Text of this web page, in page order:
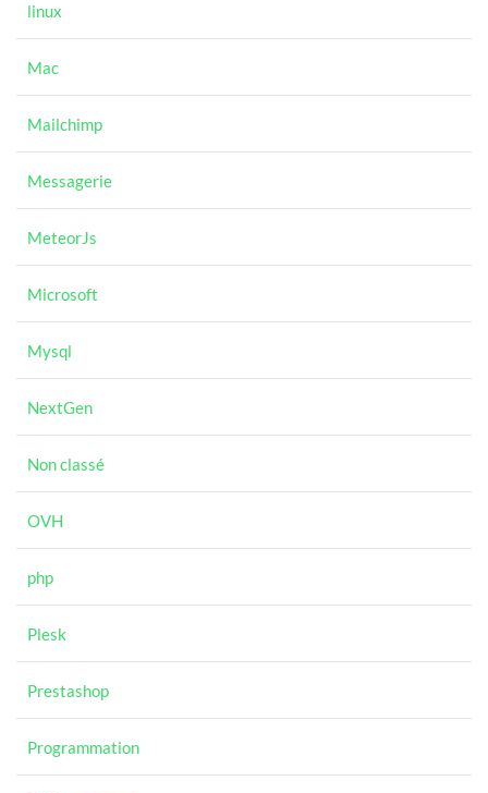
linux
Mac
Mailchimp
Messagerie
MeteorJs
Microsoft
Mysql
NextGen
Non classé
OVH
php
Plesk
Prestashop
Programmation